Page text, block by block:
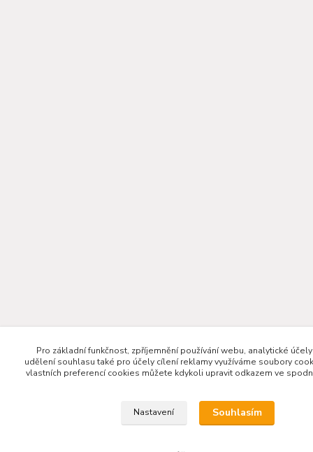
Pro základní funkčnost, zpříjemnění používání webu, analytické
udělení souhlasu také pro účely cílení reklamy využíváme soubory
vlastních preferencí cookies můžete kdykoli upravit odkazem ve
Nastavení Souhlasím